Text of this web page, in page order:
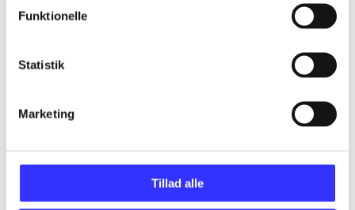
Funktionelle
Statistik
Marketing
Tillad alle
Artikler